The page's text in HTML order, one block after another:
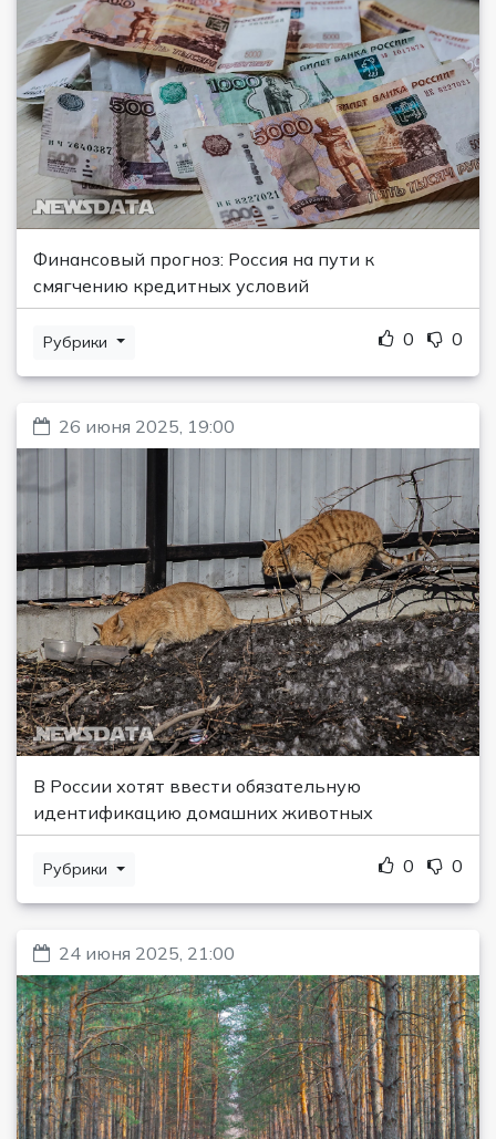
Финансовый прогноз: Россия на пути к
смягчению кредитных условий
Рубрики 0 0
26 июня 2025, 19:00
В России хотят ввести обязательную
идентификацию домашних животных
Рубрики 0 0
24 июня 2025, 21:00